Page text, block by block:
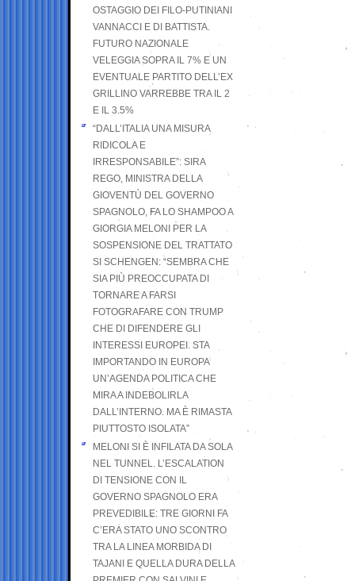
OSTAGGIO DEI FILO-PUTINIANI
VANNACCI E DI BATTISTA.
FUTURO NAZIONALE
VELEGGIA SOPRA IL 7% E UN
EVENTUALE PARTITO DELL’EX
GRILLINO VARREBBE TRA IL 2
E IL 3.5%
“DALL’ITALIA UNA MISURA
RIDICOLA E
IRRESPONSABILE”: SIRA
REGO, MINISTRA DELLA
GIOVENTÙ DEL GOVERNO
SPAGNOLO, FA LO SHAMPOO A
GIORGIA MELONI PER LA
SOSPENSIONE DEL TRATTATO
SI SCHENGEN: “SEMBRA CHE
SIA PIÙ PREOCCUPATA DI
TORNARE A FARSI
FOTOGRAFARE CON TRUMP
CHE DI DIFENDERE GLI
INTERESSI EUROPEI. STA
IMPORTANDO IN EUROPA
UN’AGENDA POLITICA CHE
MIRA A INDEBOLIRLA
DALL’INTERNO. MA È RIMASTA
PIUTTOSTO ISOLATA”
MELONI SI È INFILATA DA SOLA
NEL TUNNEL. L’ESCALATION
DI TENSIONE CON IL
GOVERNO SPAGNOLO ERA
PREVEDIBILE: TRE GIORNI FA
C’ERA STATO UNO SCONTRO
TRA LA LINEA MORBIDA DI
TAJANI E QUELLA DURA DELLA